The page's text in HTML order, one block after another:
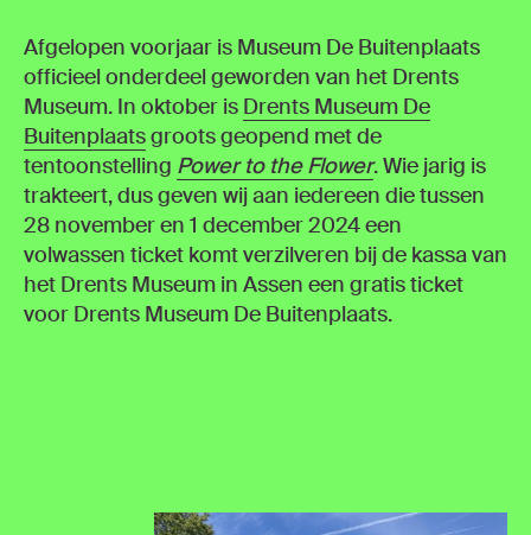
Afgelopen voorjaar is Museum De Buitenplaats
officieel onderdeel geworden van het Drents
Museum. In oktober is Drents Museum De
Buitenplaatsgroots geopend met de
tentoonstelling Power to the Flower. Wie jarig is
trakteert, dus geven wij aan iedereen die tussen
28 november en 1 december 2024 een
volwassen ticket komt verzilveren bij de kassa van
het Drents Museum in Assen een gratis ticket
voor Drents Museum De Buitenplaats.